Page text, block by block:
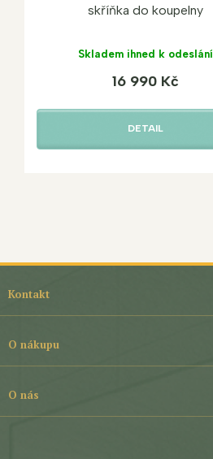
skříňka do koupelny
Skladem ihned k odeslání
16 990 Kč
DETAIL
Z
í
Kontakt
O nákupu
O nás